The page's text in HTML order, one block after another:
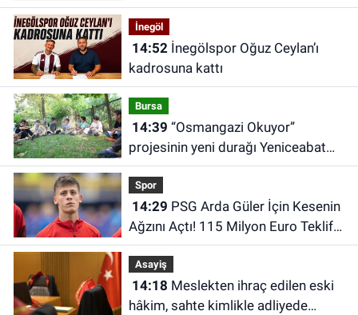
Modellerinin Fiyatları
İnegöl
14:52İnegölspor Oğuz Ceylan’ı
kadrosuna kattı
Bursa
14:39
projesinin yeni durağı Yeniceabat
oldu
Spor
14:29
Ağzını Açtı! 115 Milyon Euro Teklif
Edildi
Asayiş
14:18
hâkim, sahte kimlikle adliyede